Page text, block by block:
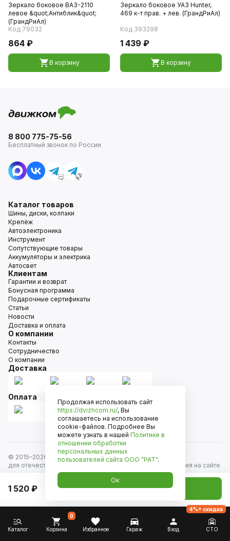
Зеркало боковое ВАЗ-2110
левое &quot;Антиблик&quot;
(ГрандРиАл)
Код 79032
864 ₽
В корзину
Зеркало боковое УАЗ Hunter,
469 к-т прав. + лев. (ГрандРиАл)
Код 393298
1 439 ₽
В корзину
1 520 ₽ Добавить в корзину
8 800 775-75-56
Бесплатный звонок по России
Каталог товаров
Шины, диски, колпаки
Крепёж
Автоэлектроника
Инструмент
Сопутствующие товары
Аккумуляторы и электрика
Автосвет
Клиентам
Гарантии и возврат
Бонусная программа
Подарочные сертификаты
Статьи
Новости
Доставка и оплата
О компании
Контакты
Сотрудничество
О компании
Доставка
Оплата
© 2015–2026
Движком — сеть магазинов автозапчастей
для отечественных автомобилей и иномарок. Информация на сайте
носит исключительно информационный характер и не является
публичной офертой, определяемой положениями
ст. 437 Гражданского кодекса РФ. Все права защищены.
Каталог Корзина
0
Избранное Гараж Вход СТО
4%+ скидка
Продолжая использовать сайт
https://dvizhcom.ru/, Вы
соглашаетесь на использование
cookie-файлов. Подробнее Вы
можете узнать в нашей Политике в
отношении обработки
персональных данных
пользователей сайта ООО "РАТ".
Ок